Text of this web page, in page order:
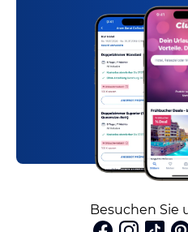
Besuchen Sie